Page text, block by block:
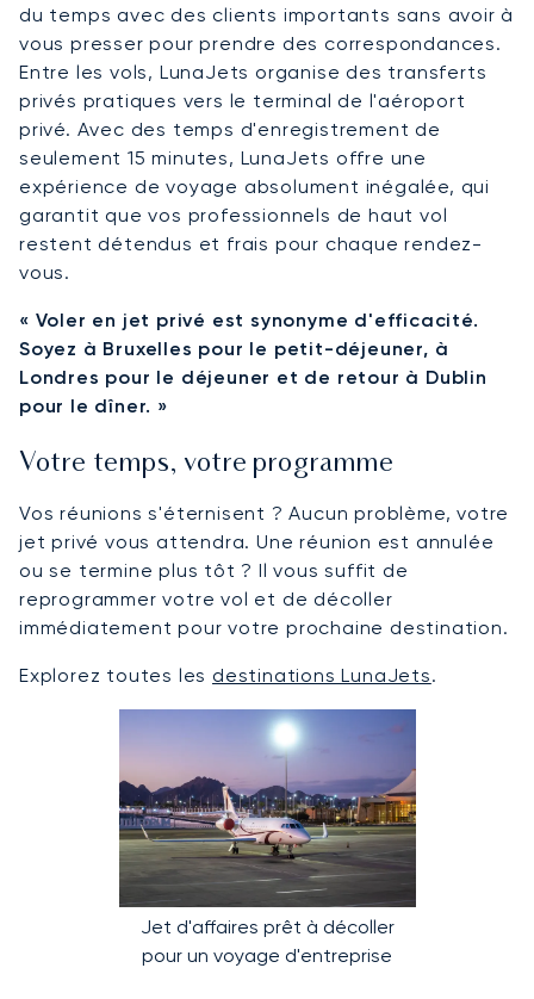
du temps avec des clients importants sans avoir à
vous presser pour prendre des correspondances.
Entre les vols, LunaJets organise des transferts
privés pratiques vers le terminal de l'aéroport
privé. Avec des temps d'enregistrement de
seulement 15 minutes, LunaJets offre une
expérience de voyage absolument inégalée, qui
garantit que vos professionnels de haut vol
restent détendus et frais pour chaque rendez-
vous.
« Voler en jet privé est synonyme d'efficacité.
Soyez à Bruxelles pour le petit-déjeuner, à
Londres pour le déjeuner et de retour à Dublin
pour le dîner. »
Votre temps, votre programme
Vos réunions s'éternisent ? Aucun problème, votre
jet privé vous attendra. Une réunion est annulée
ou se termine plus tôt ? Il vous suffit de
reprogrammer votre vol et de décoller
immédiatement pour votre prochaine destination.
Explorez toutes les destinations LunaJets.
Jet d'affaires prêt à décoller
pour un voyage d'entreprise